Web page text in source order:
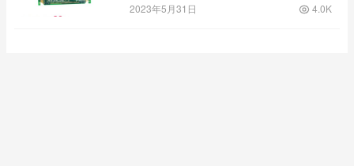
2023年5月31日 4.0K